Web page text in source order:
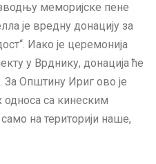
меморијске пене
је вредну донацију за
Иако је церемонија
у Врднику, донација ће
За Општину Ириг ово је
односа са кинеским
на територији наше,